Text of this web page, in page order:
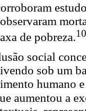
de pobreza.
social
sob um
humano
aumentou a